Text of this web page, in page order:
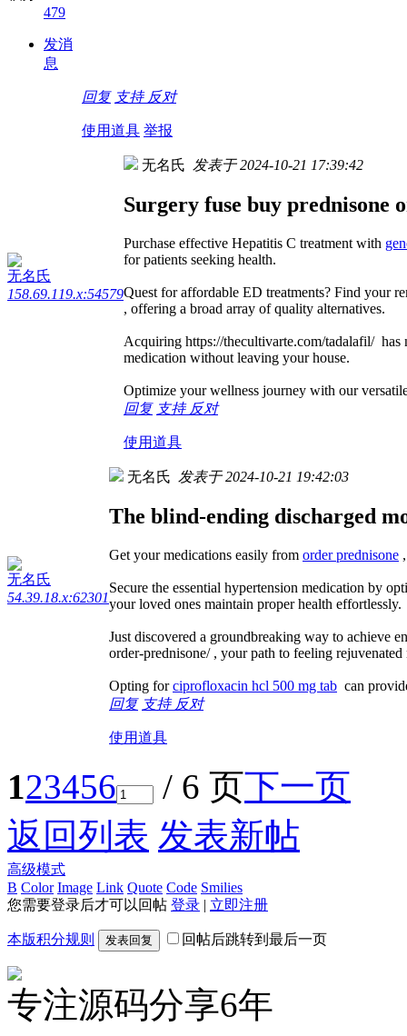
479
发消
息
回复 支持 反对
使用道具 举报
无名氏
158.69.119.x:54579
无名氏 发表于 2024-10-21 17:39:42
Surgery fuse buy prednisone
Purchase effective Hepatitis C treatment with
for patients seeking health.
Quest for affordable ED treatments? Find your
, offering a broad array of quality alternatives.
Acquiring https://thecultivarte.com/tadalafil/ has
medication without leaving your house.
Optimize your wellness journey with our
回复 支持 反对
使用道具
无名氏
54.39.18.x:62301
无名氏 发表于 2024-10-21 19:42:03
The blind-ending discharged
Get your medications easily from order prednisone
Secure the essential hypertension medication by
your loved ones maintain proper health effortlessly.
Just discovered a groundbreaking way to achieve
order-prednisone/ , your path to feeling rejuvenated
Opting forciprofloxacin hcl 500 mg tab can
回复 支持 反对
使用道具
123456 / 6 页下一页
返回列表 发表新帖
高级模式
B Color Image Link Quote Code Smilies
您需要登录后才可以回帖 登录 | 立即注册
本版积分规则 发表回复 回帖后跳转到最后一页
专注源码分享6年